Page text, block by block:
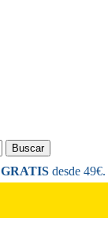
Buscar
GRATIS desde 49€.